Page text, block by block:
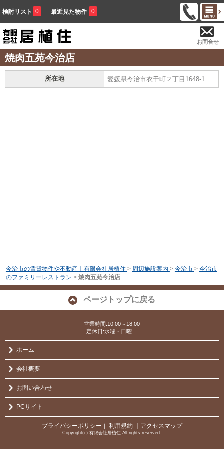
検討リスト 0 最近見た物件 0
お問合せ
焼肉五苑今治店
所在地 愛媛県今治市衣干町２丁目1648-1
今治市の賃貸物件や不動産｜有限会社居植住 > 周辺施設案内 > 今治市 > 今治市
のファミリーレストラン > 焼肉五苑今治店
ページトップに戻る
営業時間:10:00～18:00
定休日:水曜・日曜
ホーム
会社概要
お問い合わせ
PCサイト
プライバシーポリシー ｜ 利用規約 ｜アクセスマップ
Copyright(c) 有限会社居植住 All rights reserved.